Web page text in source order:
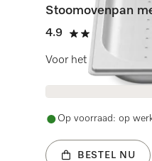
Stoomovenpan
4.9
4.9 sterren op 5
Voor het blancheren
Op voorraad: op
BESTEL NU